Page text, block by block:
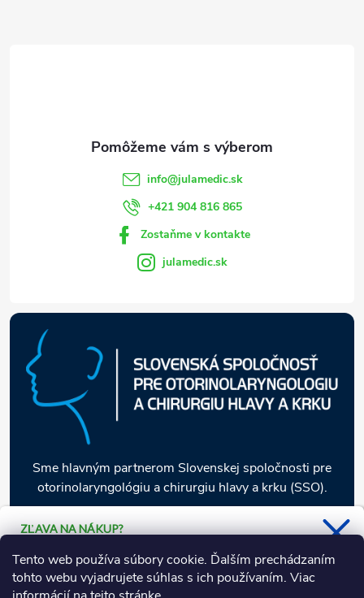
Tento web používa súbory cookie. Ďalším prechádzaním
tohto webu vyjadrujete súhlas s ich používaním. Viac
Sme hlavným partnerom Slovenskej spoločnosti pre
otorinolaryngológiu a chirurgiu hlavy a krku (SSO).
Informácie pre vás
info@julamedic.sk
+421 904 816 865
Zostaňme v kontakte
julamedic.sk
ZĽAVA NA NÁKUP?
newsletteru a 5 % zľava je Vaša.